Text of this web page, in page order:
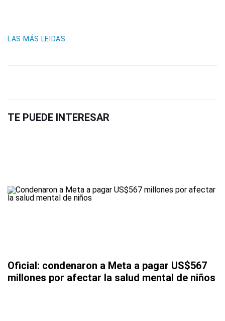
LAS MÁS LEIDAS
TE PUEDE INTERESAR
Oficial: condenaron a Meta a pagar US$567
millones por afectar la salud mental de niños